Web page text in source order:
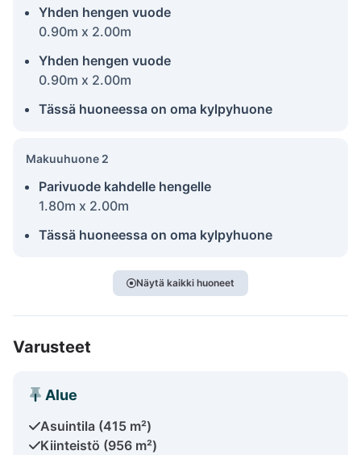
Yhden hengen vuode
0.90m x 2.00m
Yhden hengen vuode
0.90m x 2.00m
Tässä huoneessa on oma kylpyhuone
Makuuhuone 2
Parivuode kahdelle hengelle
1.80m x 2.00m
Tässä huoneessa on oma kylpyhuone
Näytä kaikki huoneet
Varusteet
Alue
Asuintila (415 m²)
Kiinteistö (956 m²)